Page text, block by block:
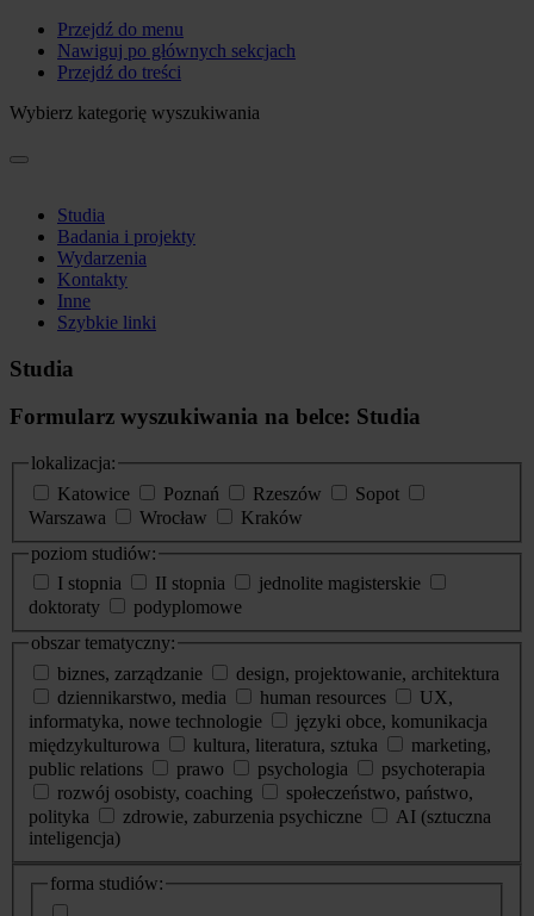
Przejdź do menu
Nawiguj po głównych sekcjach
Przejdź do treści
Wybierz kategorię wyszukiwania
Studia
Badania i projekty
Wydarzenia
Kontakty
Inne
Szybkie linki
Studia
Formularz wyszukiwania na belce: Studia
lokalizacja:
Katowice
Poznań Rzeszów
Sopot
Warszawa
Wrocław
Kraków
poziom studiów:
I stopnia
II stopnia
jednolite magisterskie
doktoraty
podyplomowe
obszar tematyczny:
biznes, zarządzanie
design, projektowanie, architektura
dziennikarstwo, media
human resources
UX,
informatyka, nowe technologie
języki obce, komunikacja
międzykulturowa
kultura, literatura, sztuka
marketing,
public relations
prawo psychologia
psychoterapia
rozwój osobisty, coaching
społeczeństwo, państwo,
polityka
zdrowie, zaburzenia psychiczne
AI (sztuczna
inteligencja)
dodatkowe
informacje
forma studiów: